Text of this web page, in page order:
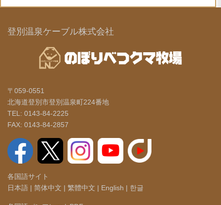
登別温泉ケーブル株式会社
〒059-0551
北海道登別市登別温泉町224番地
TEL: 0143-84-2225
FAX: 0143-84-2857
各国語サイト
日本語 | 简体中文 | 繁體中文 | English | 한글